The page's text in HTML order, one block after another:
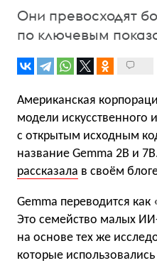
Они превосходят
по ключевым
Американская
модели искусственного
с открытым исходным
название Gemma 2B и
рассказала в своём
Gemma переводится
Это семейство малых
на основе тех же
которые